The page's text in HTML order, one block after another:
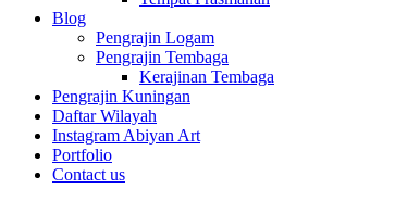
Blog
Pengrajin Logam
Pengrajin Tembaga
Kerajinan Tembaga
Pengrajin Kuningan
Daftar Wilayah
Instagram Abiyan Art
Portfolio
Contact us